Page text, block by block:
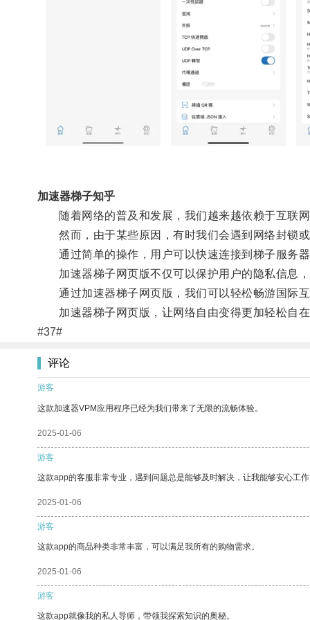
加速器梯子知乎
随着网络的普及和发展，我们越来越依赖于互联网
然而，由于某些原因，有时我们会遇到网络封锁或
通过简单的操作，用户可以快速连接到梯子服务
加速器梯子网页版不仅可以保护用户的隐私信息，
通过加速器梯子网页版，我们可以轻松畅游国际互
加速器梯子网页版，让网络自由变得更加轻松自
#37#
评论
游客
这款加速器VPM应用程序已经为我们带来了无限的流畅体验。
2025-01-06
游客
这款app的客服非常专业，遇到问题总是能够及时解决，让我能够安心工
2025-01-06
游客
这款app的商品种类非常丰富，可以满足我所有的购物需求。
2025-01-06
游客
这款app就像我的私人导师，带领我探索知识的奥秘。